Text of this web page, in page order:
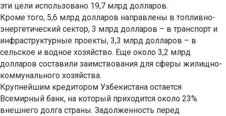
эти цели использовано 19,7 млрд долларов.
Кроме того, 5,6 млрд долларов направлены в топливно-
энергетический сектор, 3 млрд долларов – в транспорт и
инфраструктурные проекты, 3,3 млрд долларов – в
сельское и водное хозяйство. Еще около 3,2 млрд
долларов составили заимствования для сферы жилищно-
коммунального хозяйства.
Крупнейшим кредитором Узбекистана остается
Всемирный банк, на который приходится около 23%
внешнего долга страны. Задолженность перед